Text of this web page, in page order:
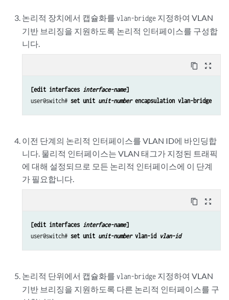
논리적 장치에서 캡슐화를vlan-bridge 지정하여 VLAN
기반 브리징을 지원하도록 논리적 인터페이스를 구성합
니다.
content_copy zoom_out_map
[edit interfaces interface-name]
user@switch# set unit unit-number encapsulation vlan-bridge
이전 단계의 논리적 인터페이스를 VLAN ID에 바인딩합
니다. 물리적 인터페이스는 VLAN 태그가 지정된 트래픽
에 대해 설정되므로 모든 논리적 인터페이스에 이 단계
가 필요합니다.
content_copy zoom_out_map
[edit interfaces interface-name]
user@switch# set unit unit-number vlan-id vlan-id
논리적 단위에서 캡슐화를vlan-bridge 지정하여 VLAN
기반 브리징을 지원하도록 다른 논리적 인터페이스를 구